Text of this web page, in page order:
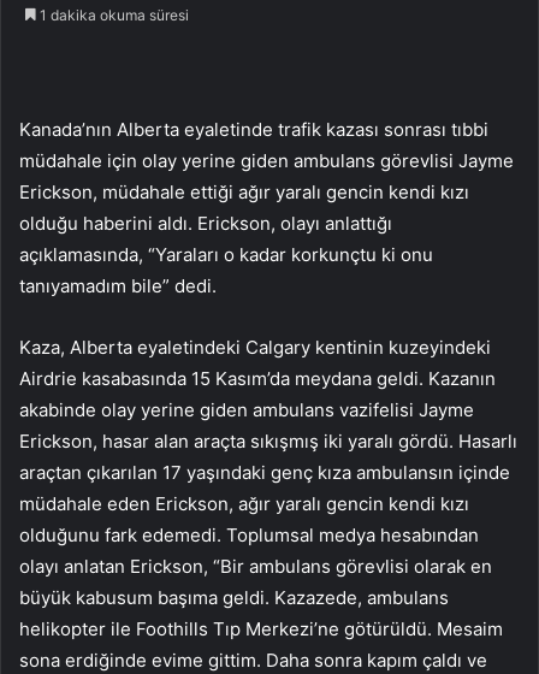
1 dakika okuma süresi
Kanada’nın Alberta eyaletinde trafik kazası sonrası tıbbi
müdahale için olay yerine giden ambulans görevlisi Jayme
Erickson, müdahale ettiği ağır yaralı gencin kendi kızı
olduğu haberini aldı. Erickson, olayı anlattığı
açıklamasında, “Yaraları o kadar korkunçtu ki onu
tanıyamadım bile” dedi.
Kaza, Alberta eyaletindeki Calgary kentinin kuzeyindeki
Airdrie kasabasında 15 Kasım’da meydana geldi. Kazanın
akabinde olay yerine giden ambulans vazifelisi Jayme
Erickson, hasar alan araçta sıkışmış iki yaralı gördü. Hasarlı
araçtan çıkarılan 17 yaşındaki genç kıza ambulansın içinde
müdahale eden Erickson, ağır yaralı gencin kendi kızı
olduğunu fark edemedi. Toplumsal medya hesabından
olayı anlatan Erickson, “Bir ambulans görevlisi olarak en
büyük kabusum başıma geldi. Kazazede, ambulans
helikopter ile Foothills Tıp Merkezi’ne götürüldü. Mesaim
sona erdiğinde evime gittim. Daha sonra kapım çaldı ve